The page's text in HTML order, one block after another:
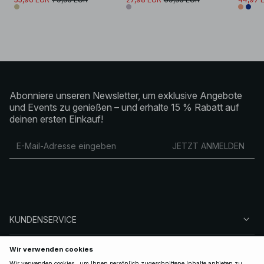
Abonniere unseren Newsletter, um exklusive Angebote
und Events zu genießen – und erhalte 15 % Rabatt auf
deinen ersten Einkauf!
JETZT ANMELDEN
KUNDENSERVICE
ÜBER NA-KD